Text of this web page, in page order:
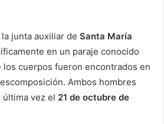
junta auxiliar de Santa María
en un paraje conocido
los cuerpos fueron encontrados en
Ambos hombres
vez el 21 de octubre de